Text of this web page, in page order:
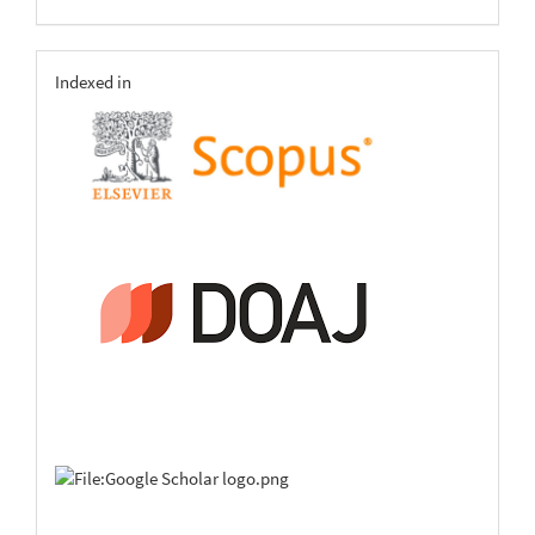
indexing
Indexed in